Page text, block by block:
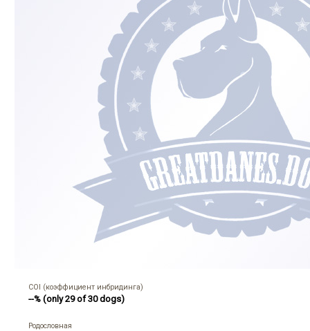
COI (коэффициент инбридинга)
--% (only 29 of 30 dogs)
Родословная